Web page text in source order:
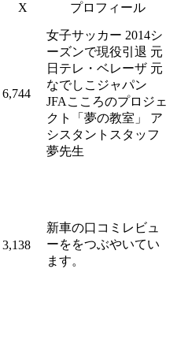
X プロフィール
6,744
女子サッカー 2014シ
ーズンで現役引退 元
日テレ・ベレーザ 元
なでしこジャパン
JFAこころのプロジェ
クト「夢の教室」 ア
シスタントスタッフ
夢先生
3,138
新車の口コミレビュ
ーををつぶやいてい
ます。